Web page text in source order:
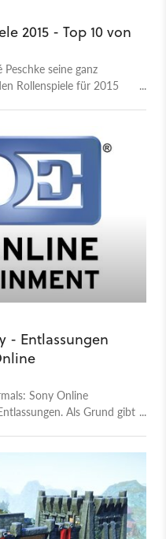
2015 - Top 10 von
seine ganz
Rollenspiele für 2015
- Entlassungen
Sony Online
Als Grund gibt